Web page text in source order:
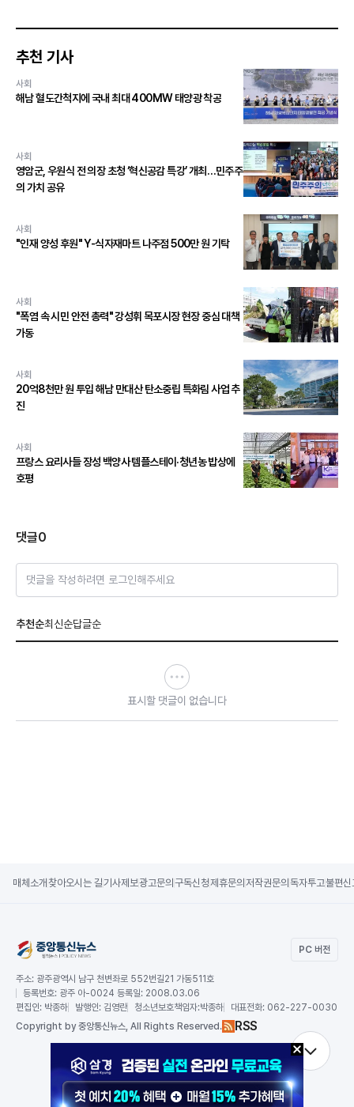
추천 기사
사회
해남 혈도간척지에 국내 최대 400MW 태양광 착공
사회
영암군, 우원식 전 의장 초청 ‘혁신공감 특강’ 개최…민주주
의 가치 공유
사회
"인재 양성 후원" Y-식자재마트 나주점 500만 원 기탁
사회
"폭염 속 시민 안전 총력" 강성휘 목포시장 현장 중심 대책
가동
사회
20억8천만 원 투입 해남 만대산 탄소중립 특화림 사업 추
진
사회
프랑스 요리사들 장성 백양사 템플스테이·청년농 밥상에
호평
댓글0
댓글을 작성하려면 로그인해주세요
추천순최신순답글순
표시할 댓글이 없습니다
매체소개 찾아오시는 길기사제보광고문의 구독신청제휴문의 저작권문의 독자투고불편신
PC 버전
주소: 광주광역시 남구 천변좌로 552번길21 가동511호
등록번호: 광주 아-0024 등록일: 2008.03.06
편집인: 박종하 발행인: 김영란 청소년보호책임자:박종하 대표전화: 062-227-0030
Copyright by 중앙통신뉴스, All Rights Reserved. RSS